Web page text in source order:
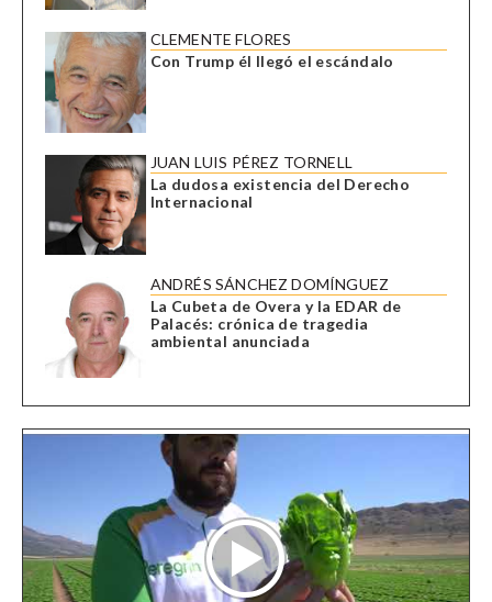
CLEMENTE FLORES
Con Trump él llegó el escándalo
JUAN LUIS PÉREZ TORNELL
La dudosa existencia del Derecho
Internacional
ANDRÉS SÁNCHEZ DOMÍNGUEZ
La Cubeta de Overa y la EDAR de
Palacés: crónica de tragedia
ambiental anunciada